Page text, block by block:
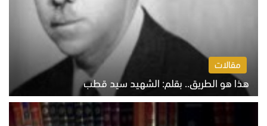
مقالات
هذا هو الطريق.. بقلم: الشهيد سيد قطب
الخميس 6 أغسطس 2026 10:52 ص